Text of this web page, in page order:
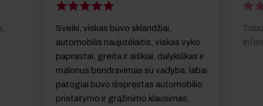
Sveiki, viskas buvo sklandžiai,
automobilis naujutėlaitis, viskas vyko
paprastai, greita ir aiškiai, dalykiškas ir
malonus bendravimas su vadyba, labai
patogiai buvo išspręstas automobilio
pristatymo ir grąžinimo klausimas,